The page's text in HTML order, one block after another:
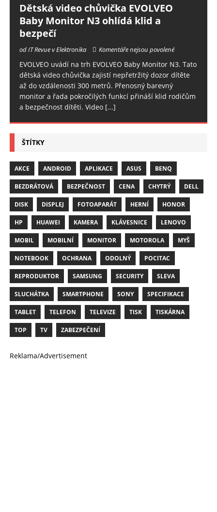
Dětská video chůvička EVOLVEO
Baby Monitor N3 ohlídá klid a
bezpečí
od IT Revue v Elektronika Komentáře nejsou povolené
EVOLVEO uvádí na trh EVOLVEO Baby Monitor N3. Tato
dětská video chůvička zajistí nepřetržitý dozor dítěte
až do vzdálenosti 300 metrů. Přenosný barevný
monitor a řada pokročilých funkcí přináší klid rodičům
a bezpečnost dítěti. Video [...]
ŠTÍTKY
AKCE ANDROID APLIKACE ASUS BENQ
BEZDRÁTOVÁ BEZPEČNOST CENA CHYTRÝ DELL
DISK DISPLEJ FOTOAPARÁT HERNÍ HONOR
HP HUAWEI KAMERA KLÁVESNICE LENOVO
MOBIL MOBILNÍ MONITOR MOTOROLA MYŠ
NOTEBOOK OCHRANA ODOLNÝ POCITAC
REPRODUKTOR SAMSUNG SECURITY SLEVA
SLUCHÁTKA SMARTPHONE SONY SPECIFIKACE
TABLET TELEFON TELEVIZE TISK TISKÁRNA
TOP TV ZABEZPEČENÍ
Reklama/Advertisement